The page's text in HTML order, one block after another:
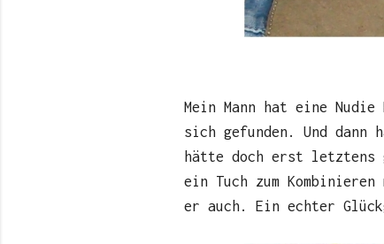
Mein Mann hat eine
sich gefunden. Und dann
hätte doch erst letztens
ein Tuch zum
er auch. Ein echter